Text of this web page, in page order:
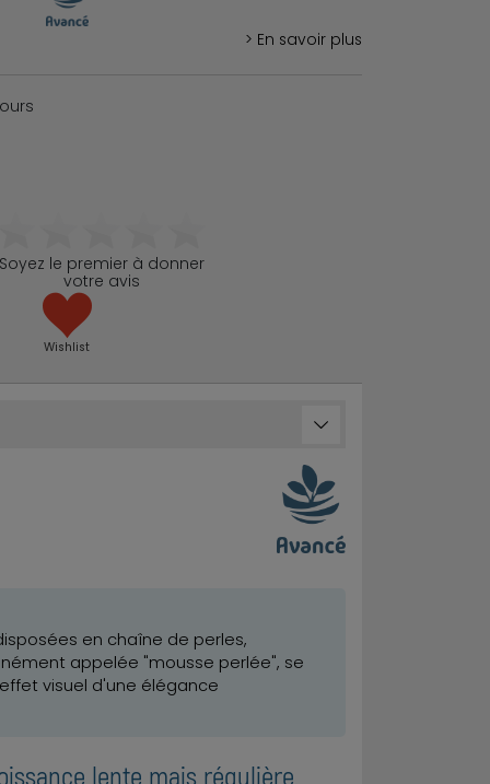
> En savoir plus
le premier à donner
votre avis
Wishlist
en chaîne de perles,
appelée "mousse perlée", se
visuel d'une élégance
lente mais régulière,